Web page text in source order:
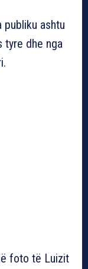
ashtu
tyre dhe nga
foto të Luizit